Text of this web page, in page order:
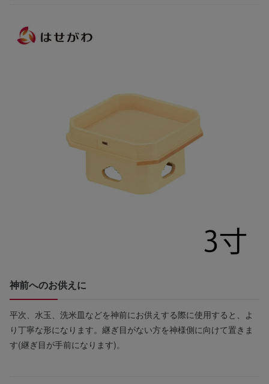
神前へのお供えに
平次、水玉、洗米皿などを神前にお供えする際に使用すると、よ
り丁寧な形になります。継ぎ目がない方を神様側に向けて置きま
す(継ぎ目が手前になります)。